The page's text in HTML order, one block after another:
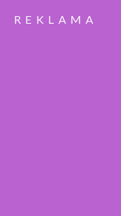
REKLAMA